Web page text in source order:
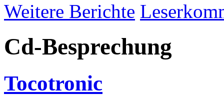
Weitere Berichte
Cd-Besprechung
Tocotronic